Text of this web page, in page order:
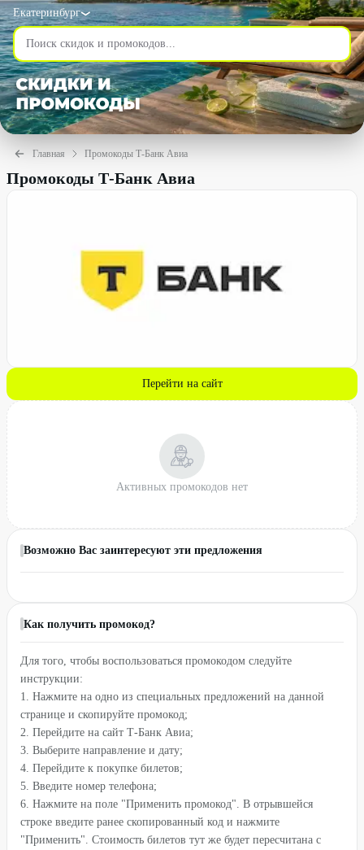
Екатеринбург
Главная Промокоды Т-Банк Авиа
Промокоды Т-Банк Авиа
Перейти на сайт
Активных промокодов нет
Возможно Вас заинтересуют эти предложения
Как получить промокод?
Для того, чтобы воспользоваться промокодом следуйте
инструкции:
1. Нажмите на одно из специальных предложений на данной
странице и скопируйте промокод;
2. Перейдите на сайт Т-Банк Авиа;
3. Выберите направление и дату;
4. Перейдите к покупке билетов;
5. Введите номер телефона;
6. Нажмите на поле "Применить промокод". В отрывшейся
строке введите ранее скопированный код и нажмите
"Применить". Стоимость билетов тут же будет пересчитана с